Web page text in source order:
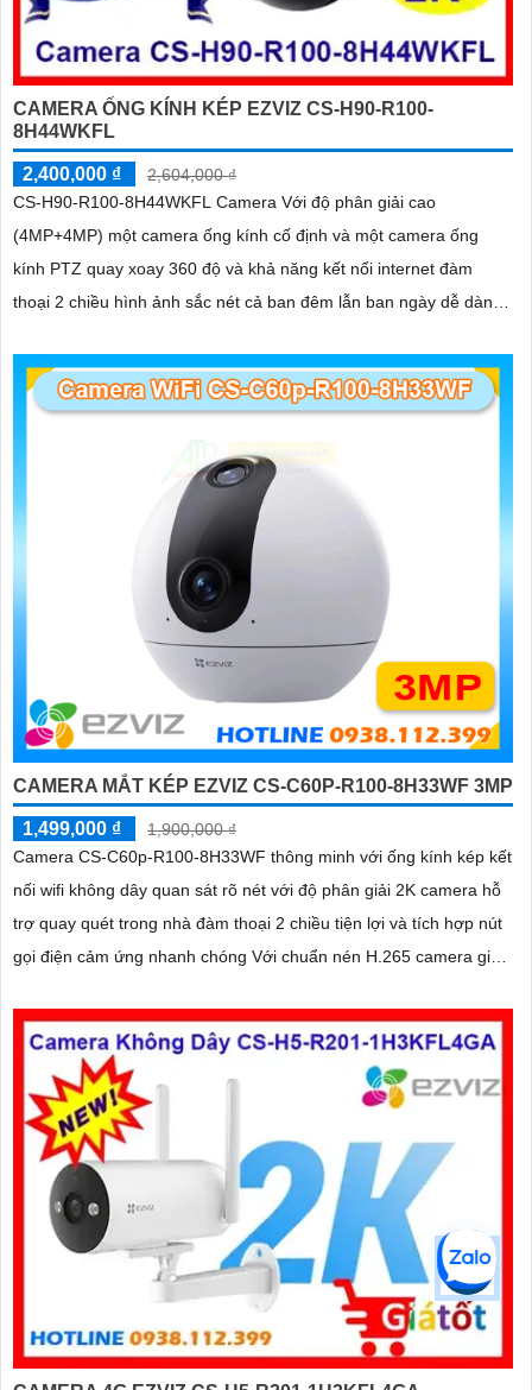
CAMERA ỐNG KÍNH KÉP EZVIZ CS-H90-R100-
8H44WKFL
2,400,000 ₫
2,604,000 ₫
CS-H90-R100-8H44WKFL Camera Với độ phân giải cao
(4MP+4MP) một camera ống kính cố định và một camera ống
kính PTZ quay xoay 360 độ và khả năng kết nối internet đàm
thoại 2 chiều hình ảnh sắc nét cả ban đêm lẫn ban ngày dễ dàng
không dây CS-H90-R100-8H44WKFL mang đến sự an toàn và
tiện lợi.
CAMERA MẮT KÉP EZVIZ CS-C60P-R100-8H33WF 3MP
1,499,000 ₫
1,900,000 ₫
Camera CS-C60p-R100-8H33WF thông minh với ống kính kép kết
nối wifi không dây quan sát rõ nét với độ phân giải 2K camera hỗ
trợ quay quét trong nhà đàm thoại 2 chiều tiện lợi và tích hợp nút
gọi điện cảm ứng nhanh chóng Với chuẩn nén H.265 camera giúp